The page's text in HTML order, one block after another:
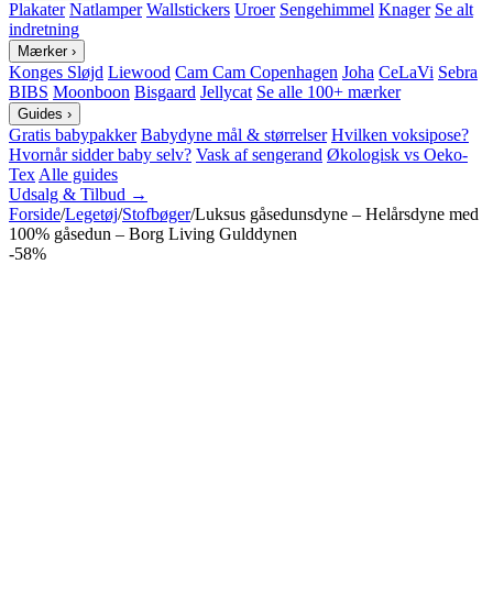
Plakater Natlamper Wallstickers Uroer Sengehimmel Knager Se alt
indretning
Mærker ›
Konges Sløjd Liewood Cam Cam Copenhagen Joha CeLaVi Sebra
BIBS Moonboon Bisgaard Jellycat Se alle 100+ mærker
Guides ›
Gratis babypakker Babydyne mål & størrelser Hvilken voksipose?
Hvornår sidder baby selv? Vask af sengerand Økologisk vs Oeko-
Tex Alle guides
Udsalg & Tilbud →
Forside/Legetøj/Stofbøger/Luksus gåsedunsdyne – Helårsdyne med
100% gåsedun – Borg Living Gulddynen
-58%